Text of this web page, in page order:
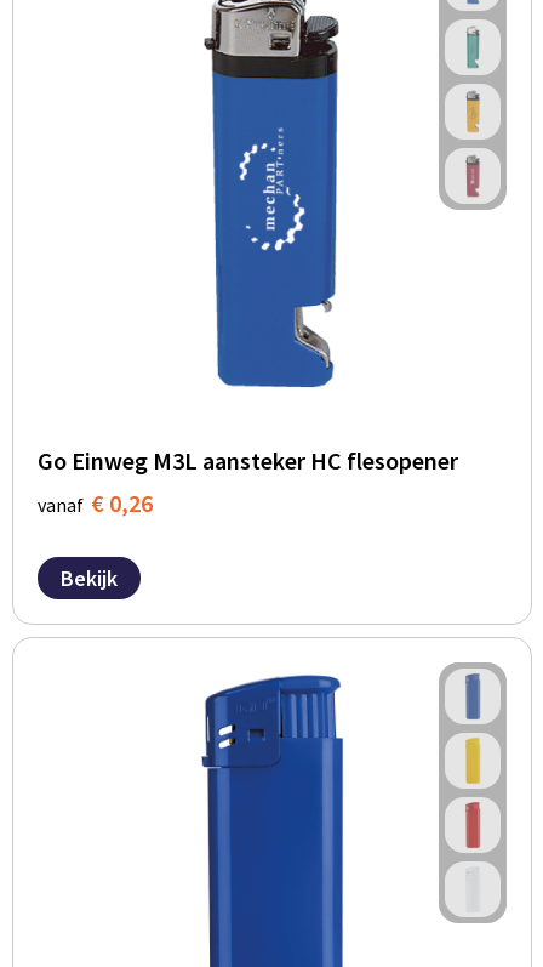
Go Einweg M3L aansteker HC flesopener
vanaf € 0,26
Bekijk